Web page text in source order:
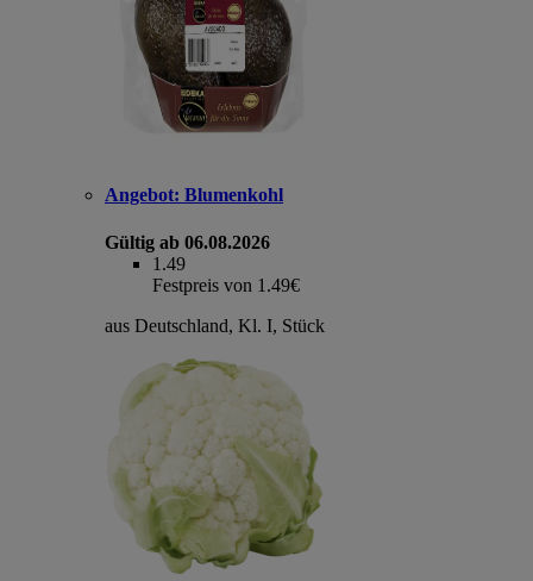
Angebot: Blumenkohl
Gültig ab 06.08.2026
1.49
Festpreis von 1.49€
aus Deutschland, Kl. I, Stück